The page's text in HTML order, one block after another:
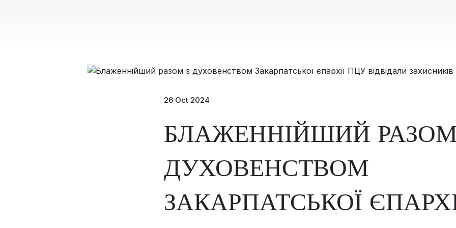
26 Oct 2024
БЛАЖЕННІЙШИЙ
ДУХОВЕНСТВОМ
ЗАКАРПАТСЬКОЇ